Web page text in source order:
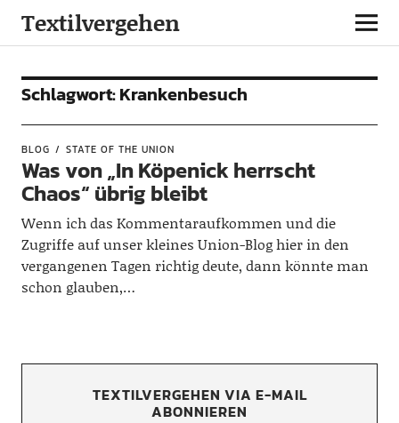
Textilvergehen
Schlagwort:Krankenbesuch
BLOG STATE OF THE UNION
Was von „In Köpenick herrscht
Chaos“ übrig bleibt
Wenn ich das Kommentaraufkommen und die
Zugriffe auf unser kleines Union-Blog hier in den
vergangenen Tagen richtig deute, dann könnte man
schon glauben,…
TEXTILVERGEHEN VIA E-MAIL
ABONNIEREN